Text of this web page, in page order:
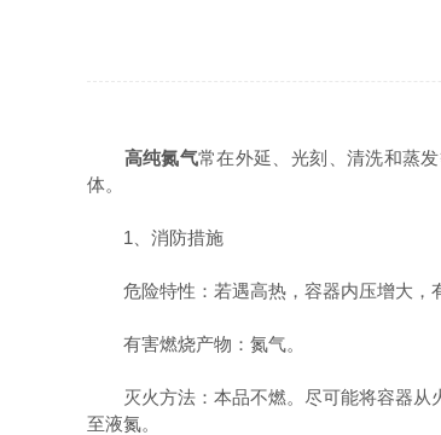
高纯氮气常在外延、光刻、清洗和蒸
体。
1、消防措施
危险特性：若遇高热，容器内压增大，
有害燃烧产物：氮气。
灭火方法：本品不燃。尽可能将容器从火
至液氮。